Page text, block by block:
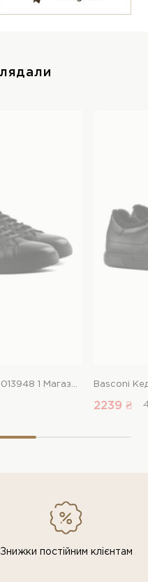
2239 ₴
Знижки постiйним клiєнтам